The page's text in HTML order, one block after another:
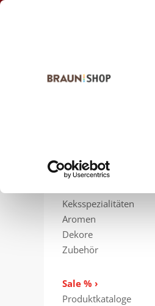
Zum
Zum
Startseite alle Produkte
Sahnestandmittel
Gelier- und Bindemittel
Keksspezialitäten
Aromen
Dekore
Zubehör
Sale % ›
Produktkataloge